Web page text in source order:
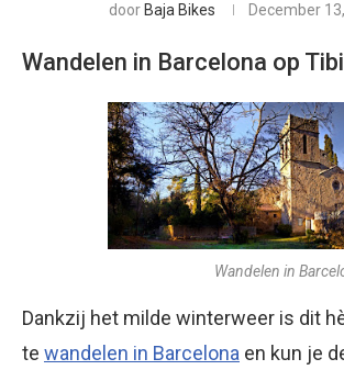
door Baja Bikes December
Wandelen in Barcelona op
Wandelen in
Dankzij het milde winterweer is dit
te wandelen in Barcelona en kun je